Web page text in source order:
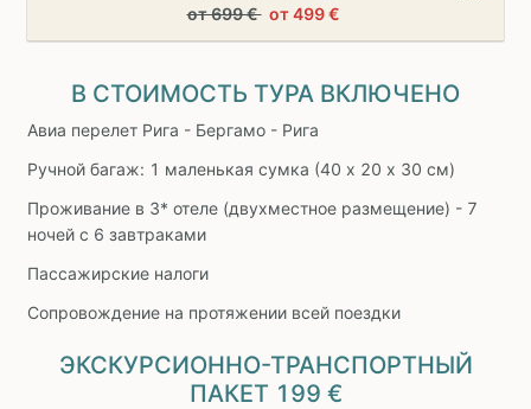
от 699 €от 499 €
В СТОИМОСТЬ ТУРА ВКЛЮЧЕНО
Авиа перелет Рига - Бергамо - Рига
Ручной багаж: 1 маленькая сумка (40 х 20 х 30 см)
Проживание в 3* отеле (двухместное размещение) - 7
ночей с 6 завтраками
Пассажирские налоги
Сопровождение на протяжении всей поездки
ЭКСКУРСИОННО-ТРАНСПОРТНЫЙ
ПАКЕТ 199 €